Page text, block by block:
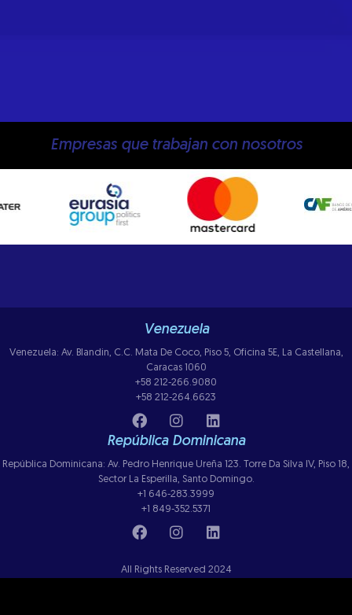
Empresas que trabajan con nosotros
Venezuela
Venezuela: Av. Blandin, C.C. Mata De Coco, Piso 5, Oficina 5E, La Castellana,
Caracas 1060
+58 212-266.9080
+58 212-264.6623
República Dominicana
República Dominicana: Av. Pedro Henrique Ureña 123. Torre Da Silva IV, Piso 18,
Sector La Esperilla, Santo Domingo.
+1 646-283.3999
+1 849-352.5371
All Rights Reserved 2024